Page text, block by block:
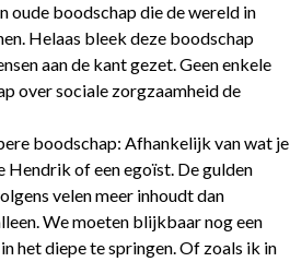
oude boodschap die de wereld in
Helaas bleek deze boodschap
aan de kant gezet. Geen enkele
over sociale zorgzaamheid de
boodschap: Afhankelijk van wat je
Hendrik of een egoïst. De gulden
velen meer inhoudt dan
We moeten blijkbaar nog een
het diepe te springen. Of zoals ik in